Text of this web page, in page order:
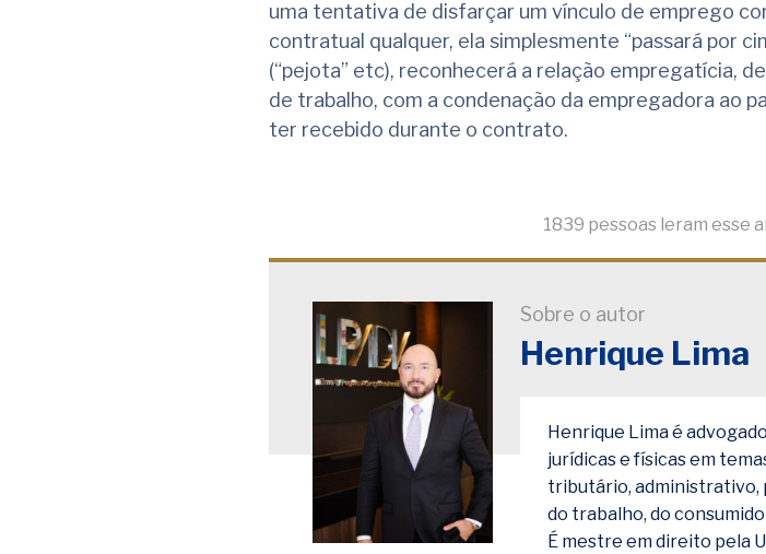
uma tentativa de disfarçar um vínculo de emprego
contratual qualquer, ela simplesmente “passará por
(“pejota” etc), reconhecerá a relação empregatícia,
de trabalho, com a condenação da empregadora ao
ter recebido durante o contrato.
1839 pessoas leram esse
Sobre o autor
Henrique Lima
Henrique Lima é
jurídicas e físicas em
tributário, administrativo,
do trabalho, do
É mestre em direito pela